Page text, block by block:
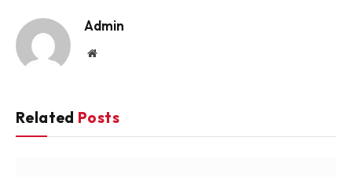
Admin
Website
Related Posts